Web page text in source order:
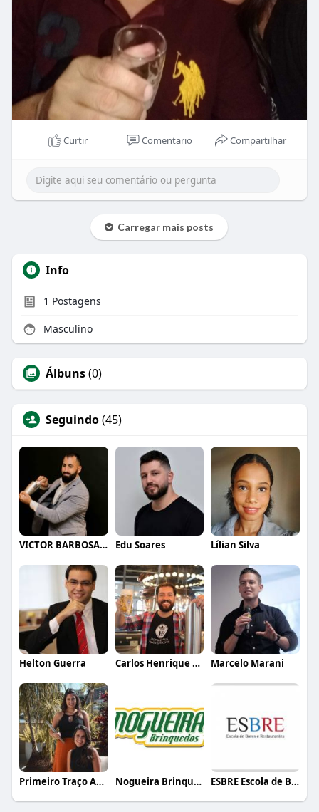
Curtir Comentario Compartilhar
Carregar mais posts
Info
1 Postagens
Masculino
Álbuns(0)
Seguindo(45)
VICTOR BARBOSA QUARANTA Edu Soares Lílian Silva
Helton Guerra Carlos Henrique de Faria Vasconcelos Marcelo Marani
Primeiro Traço Arquitetura Nogueira Brinquedos ESBRE Escola de Bares e Restaurantes